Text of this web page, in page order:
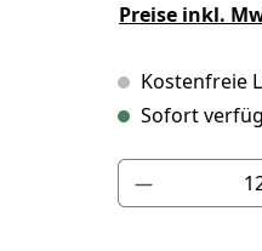
Preise inkl.
Kostenfreie
Sofort
Produkt Anzahl: